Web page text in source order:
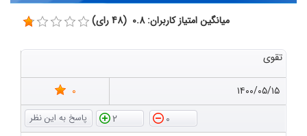
میانگین امتیاز کاربران: 0.8 (48 رای)
تقوی
۱۴۰۰/۰۵/۱۵
0
0
2